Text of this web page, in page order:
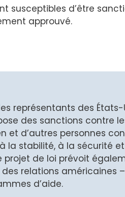
susceptibles d’être
approuvé.
représentants des
des sanctions contre
et d’autres personnes
la stabilité, à la sécurité
projet de loi prévoit
relations américaines
d’aide.